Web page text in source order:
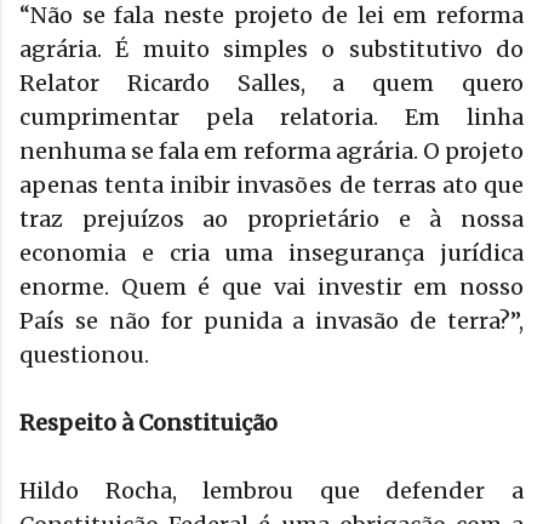
“Não se fala neste projeto de lei em reforma
agrária. É muito simples o substitutivo do
Relator Ricardo Salles, a quem quero
cumprimentar pela relatoria. Em linha
nenhuma se fala em reforma agrária. O projeto
apenas tenta inibir invasões de terras ato que
traz prejuízos ao proprietário e à nossa
economia e cria uma insegurança jurídica
enorme. Quem é que vai investir em nosso
País se não for punida a invasão de terra?”,
questionou.
Respeito à Constituição
Hildo Rocha, lembrou que defender a